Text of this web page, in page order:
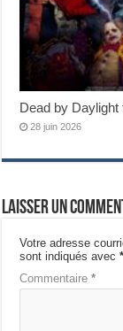
Dead by
28 juin 2026
Laisser un
Votre adresse
sont indiqués avec*
Commentaire*